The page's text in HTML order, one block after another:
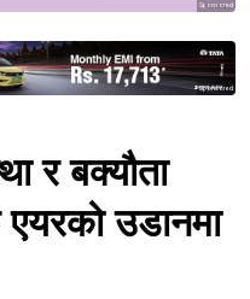
Sponsored
Sponsored
र बक्यौता
एयरको उडानमा